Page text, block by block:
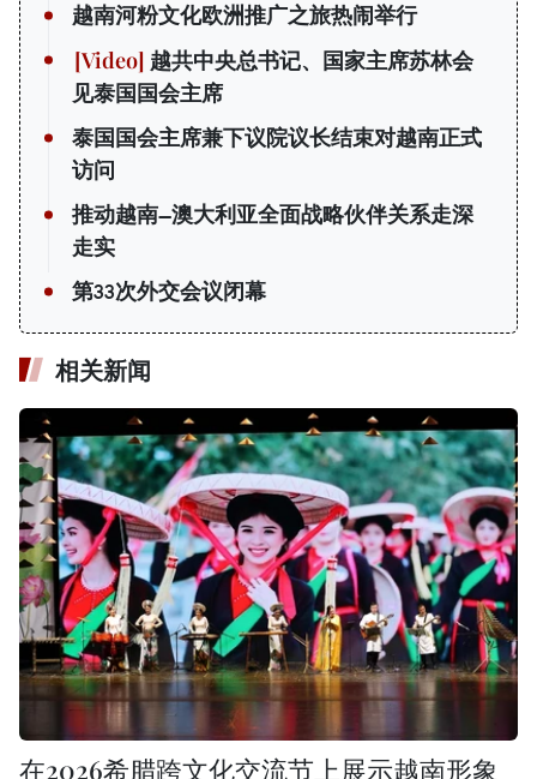
越南河粉文化欧洲推广之旅热闹举行
越共中央总书记、国家主席苏林会
见泰国国会主席
泰国国会主席兼下议院议长结束对越南正式
访问
推动越南—澳大利亚全面战略伙伴关系走深
走实
第33次外交会议闭幕
相关新闻
在2026希腊跨文化交流节上展示越南形象